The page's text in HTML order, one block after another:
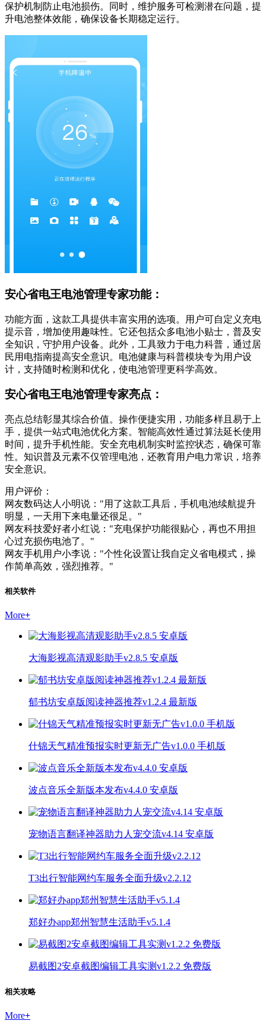
保护机制防止电池损伤。同时，维护服务可检测潜在问题，提
升电池整体效能，确保设备长期稳定运行。
安心省电王电池管理专家功能：
功能方面，这款工具提供丰富实用的选项。用户可自定义充电
提示音，增加使用趣味性。它还包括众多电池小贴士，普及安
全知识，守护用户设备。此外，工具致力于电力科普，通过居
民用电指南提高安全意识。电池健康与科普模块专为用户设
计，支持随时检测和优化，使电池管理更科学高效。
安心省电王电池管理专家亮点：
亮点总结彰显其综合价值。操作便捷实用，功能多样且易于上
手，提供一站式电池优化方案。智能高效性通过算法延长使用
时间，提升手机性能。安全充电机制实时监控状态，确保可靠
性。知识普及元素不仅管理电池，还教育用户电力常识，培养
安全意识。
用户评价：
网友数码达人小明说："用了这款工具后，手机电池续航提升
明显，一天用下来电量还很足。"
网友科技爱好者小红说："充电保护功能很贴心，再也不用担
心过充损伤电池了。"
网友手机用户小李说："个性化设置让我自定义省电模式，操
作简单高效，强烈推荐。"
相关软件
More+
大海影视高清观影助手v2.8.5 安卓版
郁书坊安卓版阅读神器推荐v1.2.4 最新版
什锦天气精准预报实时更新无广告v1.0.0 手机版
波点音乐全新版本发布v4.4.0 安卓版
宠物语言翻译神器助力人宠交流v4.14 安卓版
T3出行智能网约车服务全面升级v2.2.12
郑好办app郑州智慧生活助手v5.1.4
易截图2安卓截图编辑工具实测v1.2.2 免费版
相关攻略
More+